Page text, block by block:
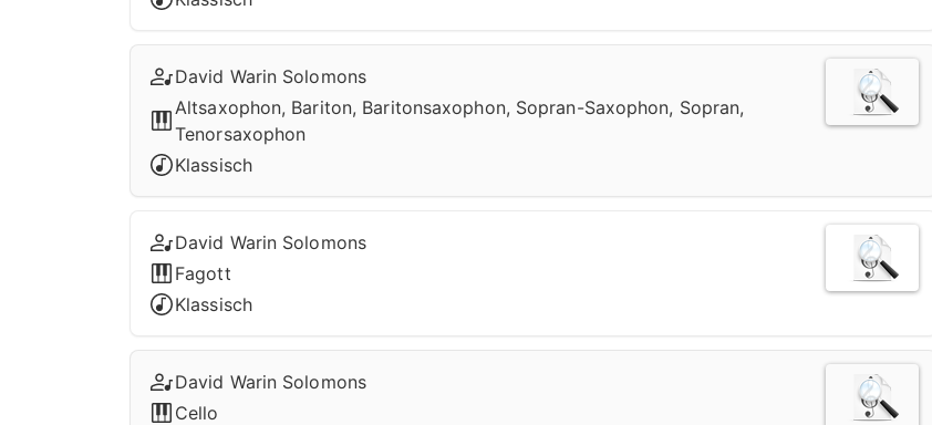
David Warin Solomons
Altsaxophon, Bariton, Baritonsaxophon, Sopran-Saxophon, Sopran,
Tenorsaxophon
Klassisch
David Warin Solomons
Fagott
Klassisch
David Warin Solomons
Cello